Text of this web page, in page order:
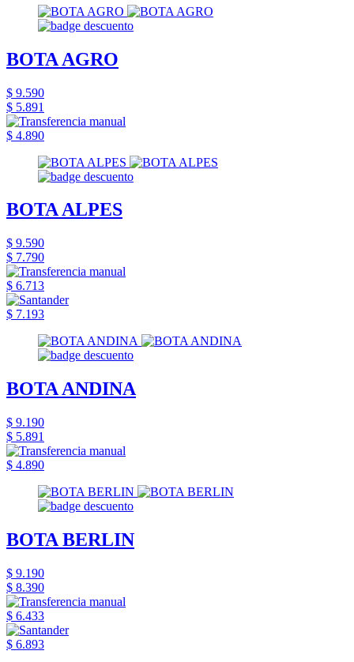
BOTA AGRO
$ 9.590
$ 5.891
$ 4.890
BOTA ALPES
$ 9.590
$ 7.790
$ 6.713
$ 7.193
BOTA ANDINA
$ 9.190
$ 5.891
$ 4.890
BOTA BERLIN
$ 9.190
$ 8.390
$ 6.433
$ 6.893